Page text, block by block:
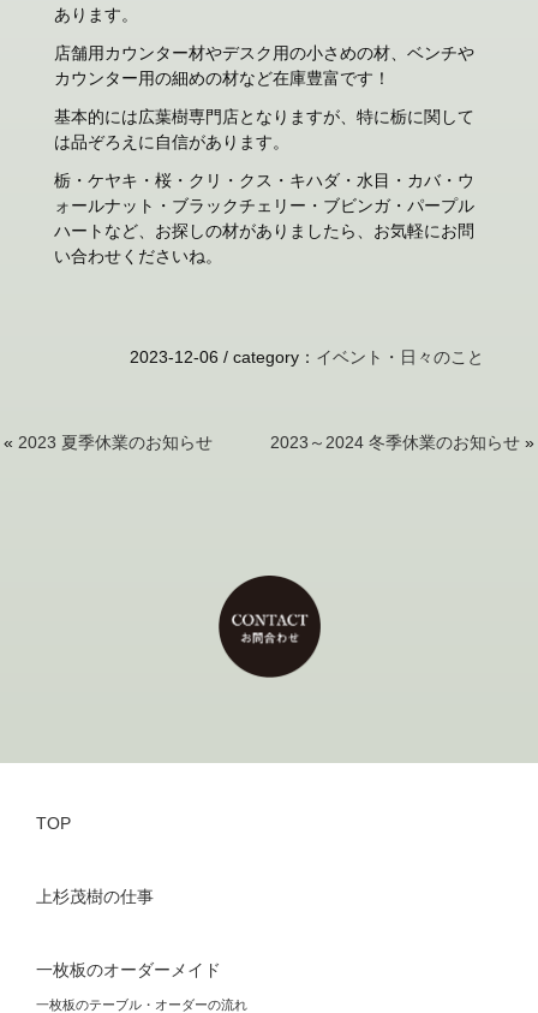
あります。
店舗用カウンター材やデスク用の小さめの材、ベンチや
カウンター用の細めの材など在庫豊富です！
基本的には広葉樹専門店となりますが、特に栃に関して
は品ぞろえに自信があります。
栃・ケヤキ・桜・クリ・クス・キハダ・水目・カバ・ウ
ォールナット・ブラックチェリー・ブビンガ・パープル
ハートなど、お探しの材がありましたら、お気軽にお問
い合わせくださいね。
2023-12-06 /category ： イベント・日々のこと
« 2023 夏季休業のお知らせ 2023～2024 冬季休業のお知らせ »
TOP
上杉茂樹の仕事
一枚板のオーダーメイド
一枚板のテーブル・オーダーの流れ